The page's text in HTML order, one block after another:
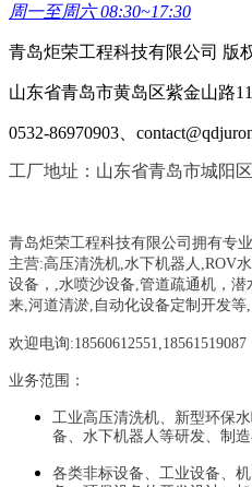
周一至周六 08:30~17:30
青岛炬荣工程科技有限公司 版
山东省青岛市黄岛区紫金山路
0532-86970903、
工厂地址：山东省青岛市城阳
青岛炬荣工程科技有限公司拥有专
主营:高压清洗机,水下机器人,ROV
设备， ,水喷沙设备,管道疏通机 ， 潜
来,河道清淤,自动化设备定制开发等,
欢迎电询:18560612551,18561519087
业务范围：
工业高压清洗机、新型环保
备、水下机器人等研发、制造
各类非标设备、工业设备、